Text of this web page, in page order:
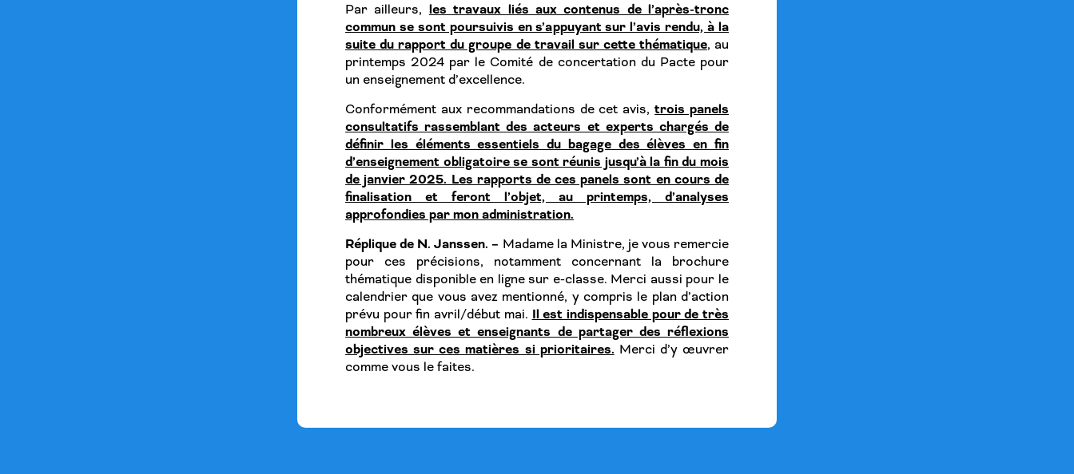
Par ailleurs, les travaux liés aux contenus de l’après-tronc
commun se sont poursuivis en s’appuyant sur l’avis rendu, à la
suite du rapport du groupe de travail sur cette thématique, au
printemps 2024 par le Comité de concertation du Pacte pour
un enseignement d’excellence.
Conformément aux recommandations de cet avis,trois panels
consultatifs rassemblant des acteurs et experts chargés de
définir les éléments essentiels du bagage des élèves en fin
d’enseignement obligatoire se sont réunis jusqu’à la fin du mois
de janvier 2025. Les rapports de ces panels sont en cours de
finalisation et feront l’objet, au printemps, d’analyses
approfondies par mon administration.
Réplique de N. Janssen. – Madame la Ministre, je vous remercie
pour ces précisions, notamment concernant la brochure
thématique disponible en ligne sur e-classe. Merci aussi pour le
calendrier que vous avez mentionné, y compris le plan d’action
prévu pour fin avril/début mai. Il est indispensable pour de très
nombreux élèves et enseignants de partager des réflexions
objectives sur ces matières si prioritaires. Merci d’y œuvrer
comme vous le faites.